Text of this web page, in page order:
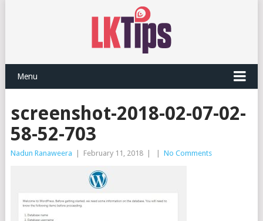
Menu
screenshot-2018-02-07-02-
58-52-703
Nadun Ranaweera February 11, 2018 No Comments